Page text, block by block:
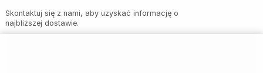
Skontaktuj się z nami, aby uzyskać informację o
najbliższej dostawie.